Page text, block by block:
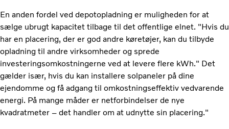
En anden fordel ved depotopladning er muligheden for at
sælge ubrugt kapacitet tilbage til det offentlige elnet. "Hvis du
har en placering, der er god andre køretøjer, kan du tilbyde
opladning til andre virksomheder og sprede
investeringsomkostningerne ved at levere flere kWh." Det
gælder især, hvis du kan installere solpaneler på dine
ejendomme og få adgang til omkostningseffektiv vedvarende
energi. På mange måder er netforbindelser de nye
kvadratmeter – det handler om at udnytte sin placering."